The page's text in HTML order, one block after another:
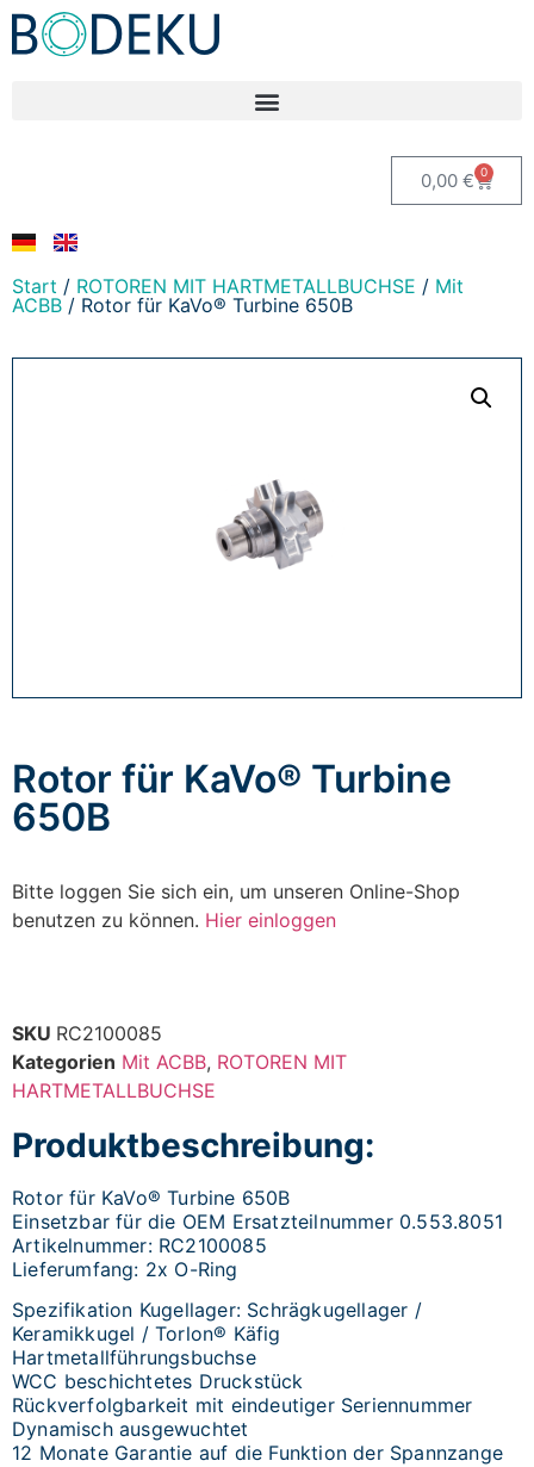
0,00 € 0
Start / ROTOREN MIT HARTMETALLBUCHSE / Mit
ACBB / Rotor für KaVo® Turbine 650B
Rotor für KaVo® Turbine
650B
Bitte loggen Sie sich ein, um unseren Online-Shop
benutzen zu können. Hier einloggen
SKU RC2100085
Kategorien Mit ACBB, ROTOREN MIT
HARTMETALLBUCHSE
Produktbeschreibung:
Rotor für KaVo® Turbine 650B
Einsetzbar für die OEM Ersatzteilnummer 0.553.8051
Artikelnummer: RC2100085
Lieferumfang: 2x O-Ring
Spezifikation Kugellager: Schrägkugellager /
Keramikkugel / Torlon® Käfig
Hartmetallführungsbuchse
WCC beschichtetes Druckstück
Rückverfolgbarkeit mit eindeutiger Seriennummer
Dynamisch ausgewuchtet
12 Monate Garantie auf die Funktion der Spannzange